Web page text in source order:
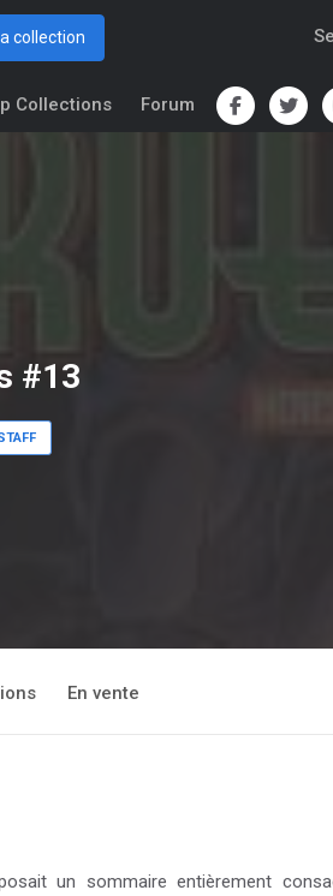
collection
Collections Forum
#13
En vente
un sommaire entièrement